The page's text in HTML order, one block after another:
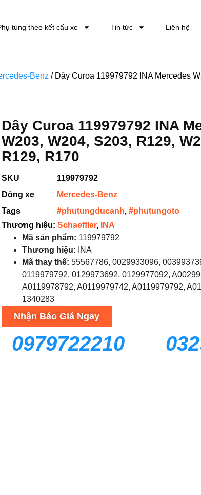
tùng theo kết cấu xe Tin tức Liên hệ
Benz / Dây Curoa 119979792 INA Mercedes
Dây Curoa 119979792 INA
W203, W204, S203, R129,
R129, R170
SKU
119979792
Dòng xe
Mercedes-Benz
Tags
#phutungducanh, #phutungoto
Thương hiệu: Schaeffler,
INA
Mã sản phẩm: 119979792
Thương hiệu: INA
Mã thay thế: 55567786, 0029933096,
0119979792, 0129973692, 0129977092,
A0119978792, A0119979742, A0119979792,
1340283
Nhận Báo Giá Ngay
0979722210